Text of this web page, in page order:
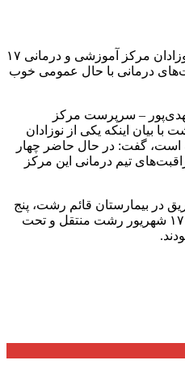
یکی از نوزادان بستری در بخش نوزادان مرکز آموزشی و درمانی ۱۷
درمانی با حال عمومی خوب
– سرپرست مرکز
۱۷ شهریور رشت با بیان اینکه یکی از نوزادان
گفت: در حال حاضر چهار
تیم درمانی این مرکز
در بیمارستان قائم رشت، پنج
نوزاد به مرکز آموزشی و درمانی ۱۷ شهریور رشت منتقل و تحت